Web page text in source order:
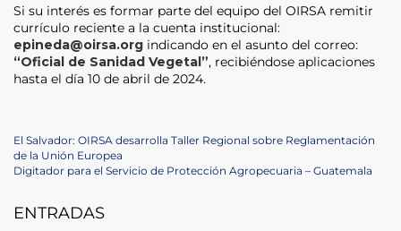
Si su interés es formar parte del equipo del OIRSA remitir
currículo reciente a la cuenta institucional:
epineda@oirsa.org indicando en el asunto del correo:
“Oficial de Sanidad Vegetal”, recibiéndose aplicaciones
hasta el día 10 de abril de 2024.
Navegación
de
entradas
Previous
Post
El Salvador: OIRSA desarrolla Taller Regional sobre Reglamentación
de la Unión Europea
Next
Digitador para el Servicio de Protección Agropecuaria – Guatemala
ENTRADAS